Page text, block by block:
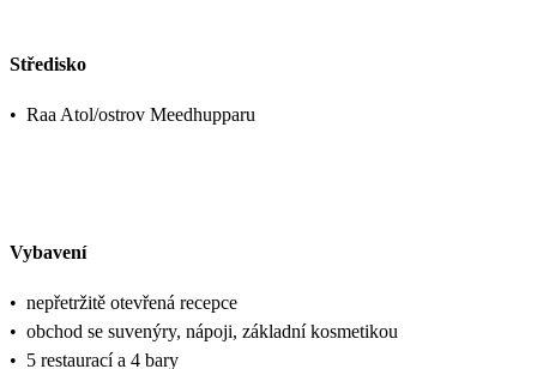
Středisko
• Raa Atol/ostrov Meedhupparu
Vybavení
• nepřetržitě otevřená recepce
• obchod se suvenýry, nápoji, základní kosmetikou
• 5 restaurací a 4 bary